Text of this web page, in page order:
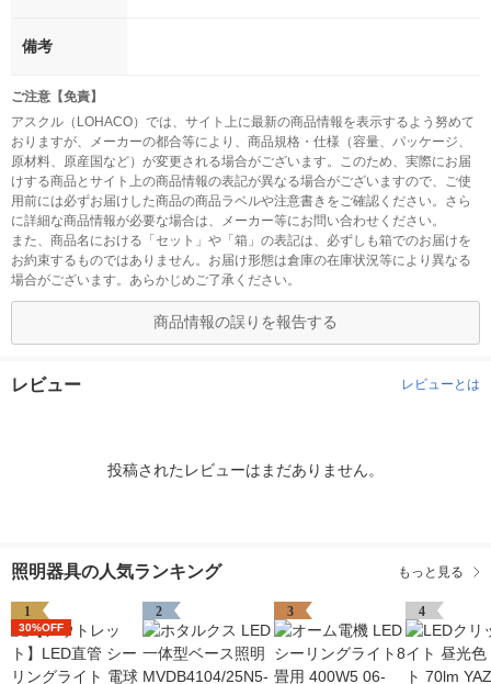
備考
ご注意【免責】
アスクル（LOHACO）では、サイト上に最新の商品情報を表示するよう努めて
おりますが、メーカーの都合等により、商品規格・仕様（容量、パッケージ、
原材料、原産国など）が変更される場合がございます。このため、実際にお届
けする商品とサイト上の商品情報の表記が異なる場合がございますので、ご使
用前には必ずお届けした商品の商品ラベルや注意書きをご確認ください。さら
に詳細な商品情報が必要な場合は、メーカー等にお問い合わせください。
また、商品名における「セット」や「箱」の表記は、必ずしも箱でのお届けを
お約束するものではありません。お届け形態は倉庫の在庫状況等により異なる
場合がございます。あらかじめご了承ください。
商品情報の誤りを報告する
レビュー レビューとは
投稿されたレビューはまだありません。
照明器具の人気ランキング もっと見る
1
30%OFF
2 3 4